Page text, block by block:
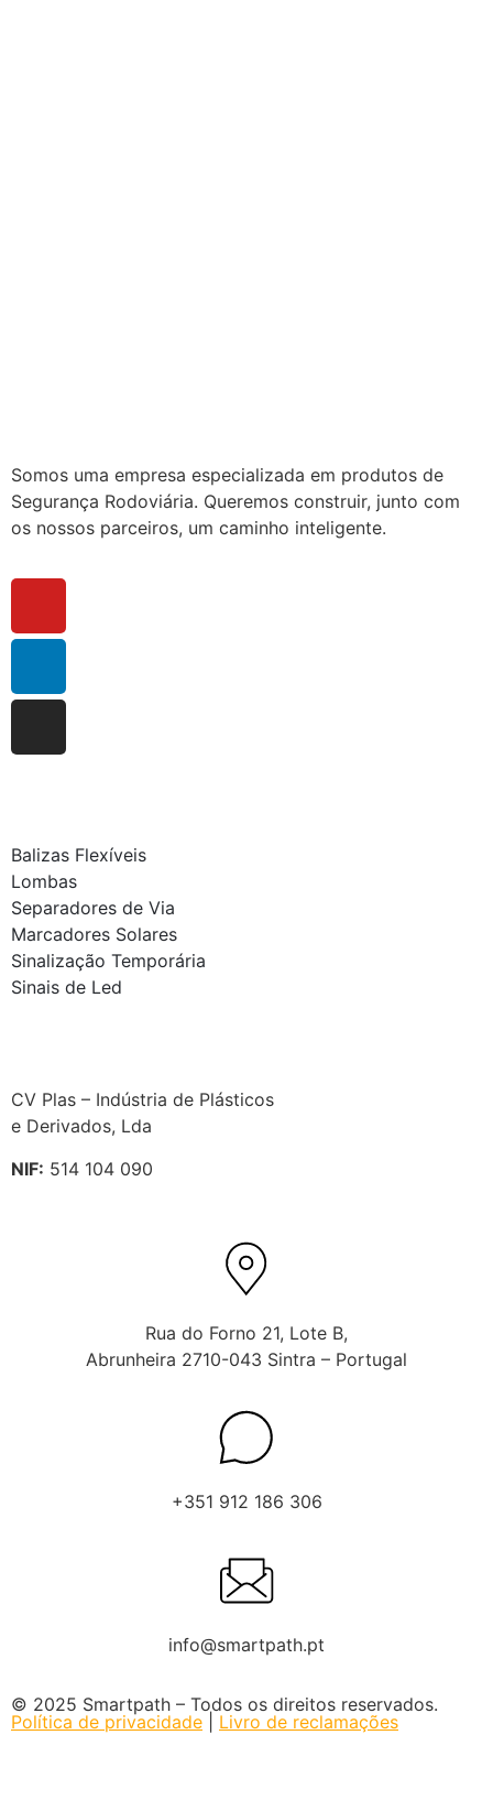
Somos uma empresa especializada em produtos de
Segurança Rodoviária. Queremos construir, junto com
os nossos parceiros, um caminho inteligente.
Balizas Flexíveis
Lombas
Separadores de Via
Marcadores Solares
Sinalização Temporária
Sinais de Led
CV Plas – Indústria de Plásticos
e Derivados, Lda
NIF: 514 104 090
Rua do Forno 21, Lote B,
Abrunheira 2710-043 Sintra – Portugal
+351 912 186 306
info@smartpath.pt
© 2025 Smartpath – Todos os direitos reservados.
Política de privacidade
Livro de reclamações